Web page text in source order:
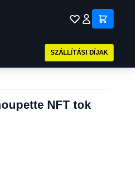
SZÁLLÍTÁSI DÍJAK
NFT tok